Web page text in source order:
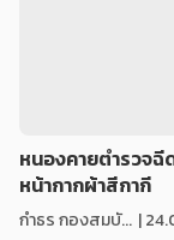
หนองคายตำรวจฉี
หน้ากากผ้าสีกากี
กำธร กองสมบั... |